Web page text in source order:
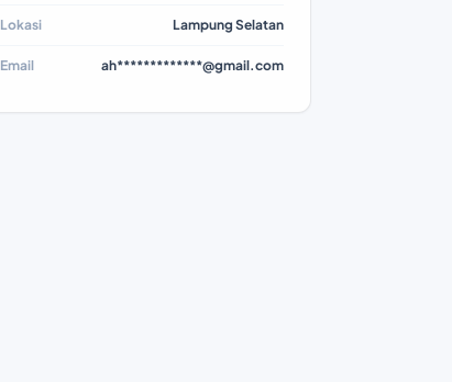
Lokasi Lampung Selatan
Email ah*************@gmail.com